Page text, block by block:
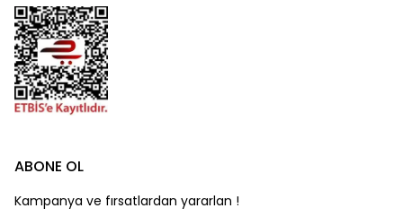
ABONE OL
Kampanya ve fırsatlardan yararlan !